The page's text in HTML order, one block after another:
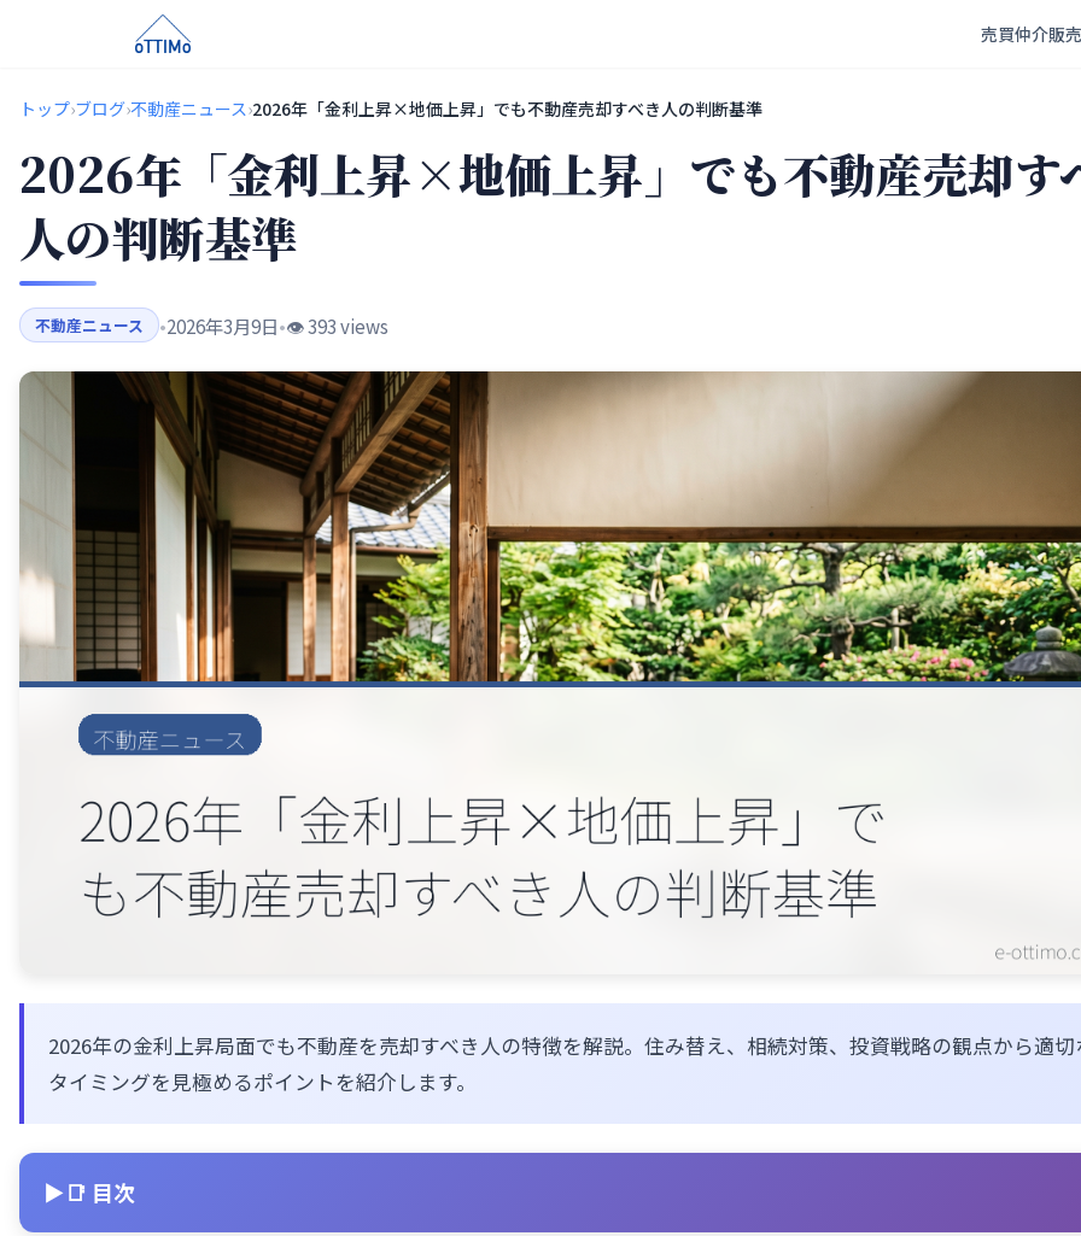
売買仲介販
トップ›ブログ›不動産ニュース›2026年「金利上昇×地価上昇」でも不動産売却すべき人の判断基準
2026年「金利上昇×地価上昇」でも不動産売却す
人の判断基準
不動産ニュース •2026年3月9日•👁️ 393 views
2026年の金利上昇局面でも不動産を売却すべき人の特徴を解説。住み替え、相続対策、投資戦略の観点から適
タイミングを見極めるポイントを紹介します。
📑 目次